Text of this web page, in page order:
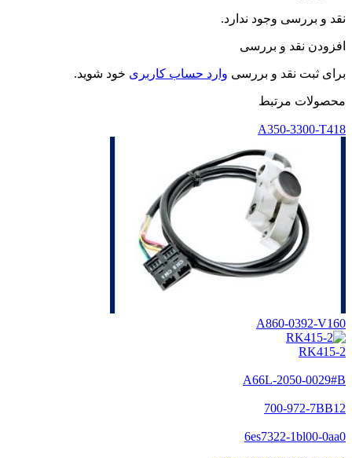
نقد و بررسی وجود ندارد.
افزودن نقد و بررسی
برای ثبت نقد و بررسی وارد حساب کاربری خود شوید.
محصولات مرتبط
A350-3300-T418
A860-0392-V160
RK415-2
A66L-2050-0029#B
700-972-7BB12
6es7322-1bl00-0aa0